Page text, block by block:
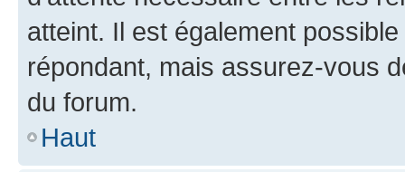
atteint. Il est également
répondant, mais assurez-vous
du forum.
Haut